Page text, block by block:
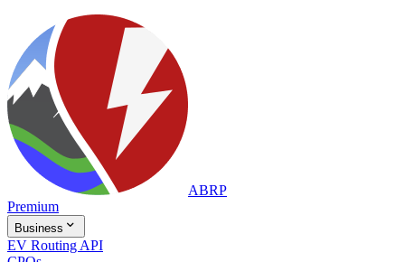
ABRP
Premium
Business 
EV Routing API